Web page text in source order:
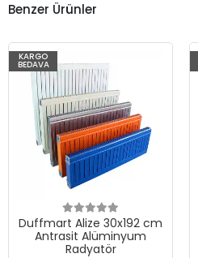
Benzer Ürünler
KARGO
BEDAVA
Duffmart Alize 30x192 cm
Antrasit Alüminyum
Radyatör